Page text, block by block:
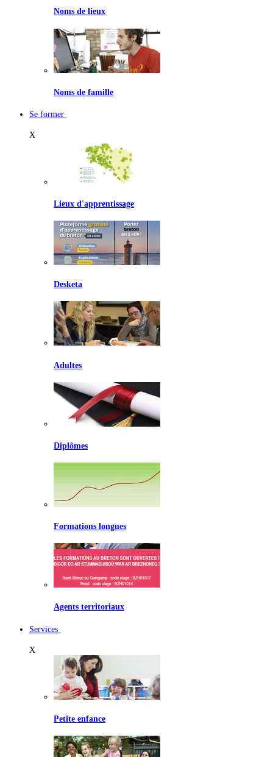
Noms de lieux
Noms de famille
Se former
X
Lieux d'apprentissage
Desketa
Adultes
Diplômes
Formations longues
Agents territoriaux
Services
X
Petite enfance